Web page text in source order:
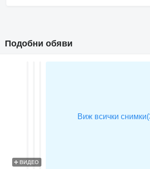
Подобни обяви
ВИДЕО